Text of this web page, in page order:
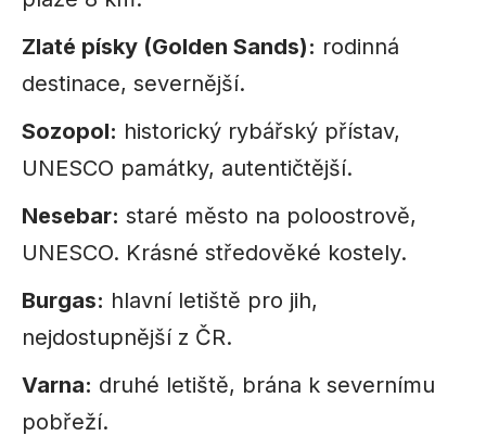
Zlaté písky (Golden Sands): rodinná
destinace, severnější.
Sozopol: historický rybářský přístav,
UNESCO památky, autentičtější.
Nesebar: staré město na poloostrově,
UNESCO. Krásné středověké kostely.
Burgas: hlavní letiště pro jih,
nejdostupnější z ČR.
Varna: druhé letiště, brána k severnímu
pobřeží.